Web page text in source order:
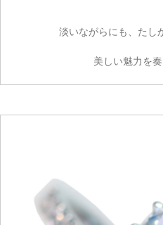
淡いながらにも、たし
美しい魅力を奏